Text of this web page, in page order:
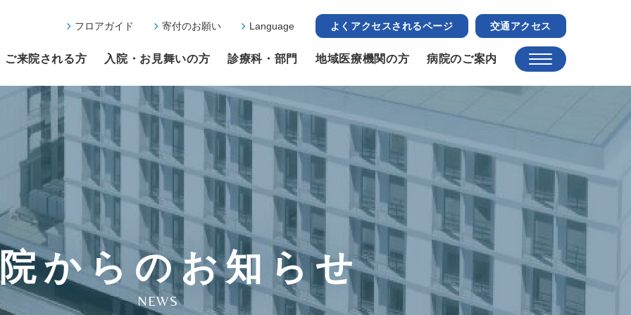
フロアガイド 寄付のお願い Language よくアクセスされるページ 交通アクセス
ご来院される方 入院・お見舞いの方 診療科・部門 地域医療機関の方 病院のご案内
からのお知らせ
NEWS